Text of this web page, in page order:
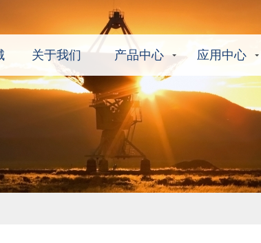
关于我们 产品中心 应用中心